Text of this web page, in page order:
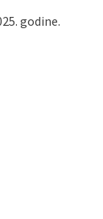
godine.